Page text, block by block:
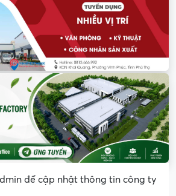
để cập nhật thông tin công ty